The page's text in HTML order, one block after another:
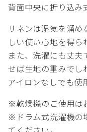
背面中央に折り込み
リネンは湿気を溜
しい使い心地を得ら
また、洗濯にも丈
せば生地の重みでし
アイロンなしでも使
※乾燥機のご使用は
※ドラム式洗濯機の